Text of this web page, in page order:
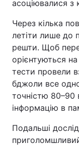
асоціювалися з
Через кілька
летіти лише до
решти. Щоб
орієнтуються
тести провели
бджоли все
точністю 80–90
інформацію в
Подальші